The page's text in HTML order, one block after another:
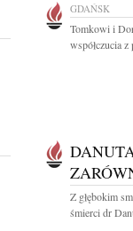
GDAŃSK
Tomkowi i
współczucia
Z głębokim
śmierci dr